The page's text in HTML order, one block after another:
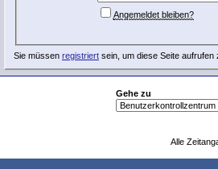
Angemeldet bleiben?
Sie müssen registriert sein, um diese Seite aufrufen
Gehe zu
Alle